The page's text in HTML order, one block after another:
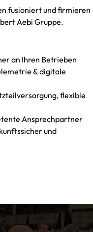
fusioniert und firmieren
Aebi Gruppe.
an Ihren Betrieben
& digitale
flexible
Ansprechpartner
und